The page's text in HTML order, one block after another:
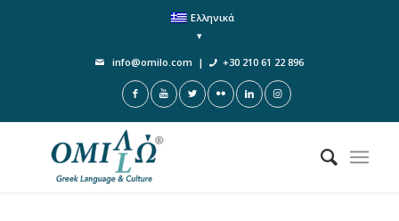
Ελληνικά
info@omilo.com | +30 210 61 22 896